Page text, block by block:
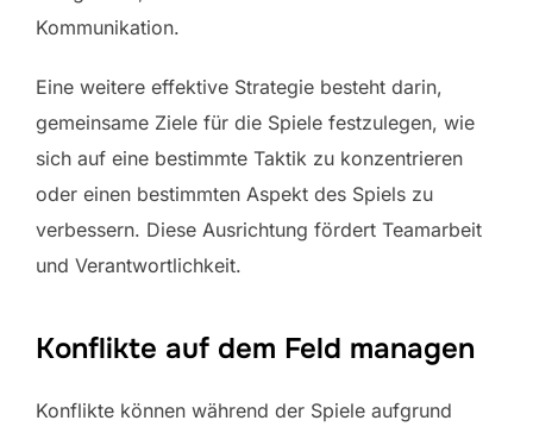
Kommunikation.
Eine weitere effektive Strategie besteht darin,
gemeinsame Ziele für die Spiele festzulegen, wie
sich auf eine bestimmte Taktik zu konzentrieren
oder einen bestimmten Aspekt des Spiels zu
verbessern. Diese Ausrichtung fördert Teamarbeit
und Verantwortlichkeit.
Konflikte auf dem Feld managen
Konflikte können während der Spiele aufgrund